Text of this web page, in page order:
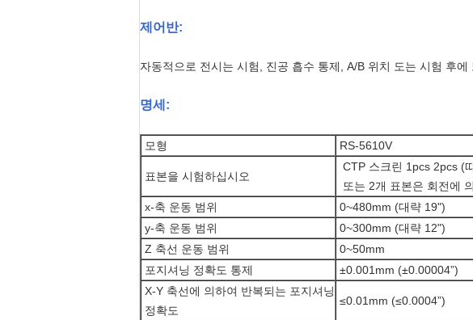
제어반:
자동적으로 전시는 시험, 진공 흡수 통제, A/B 위치 도는 시험 후
명세:
모형 RS-5610V
표본을 시험하십시오
CTP 스크린 1pcs 2pcs (
또는 2개 표본은 회전에
x-축 운동 범위
0~480mm (대략 19")
y-축 운동 범위
0~300mm (대략 12")
Z 축선 운동 범위
0~50mm
포지셔닝 정확도 통제
±0.001mm (±0.00004”)
X-Y 축선에 의하여 반복되는 포지셔닝
정확도
≤0.01mm (≤0.0004”)